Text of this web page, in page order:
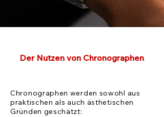
Der Nutzen von Chronographen
Chronographen werden sowohl aus
praktischen als auch ästhetischen
Gründen geschätzt: